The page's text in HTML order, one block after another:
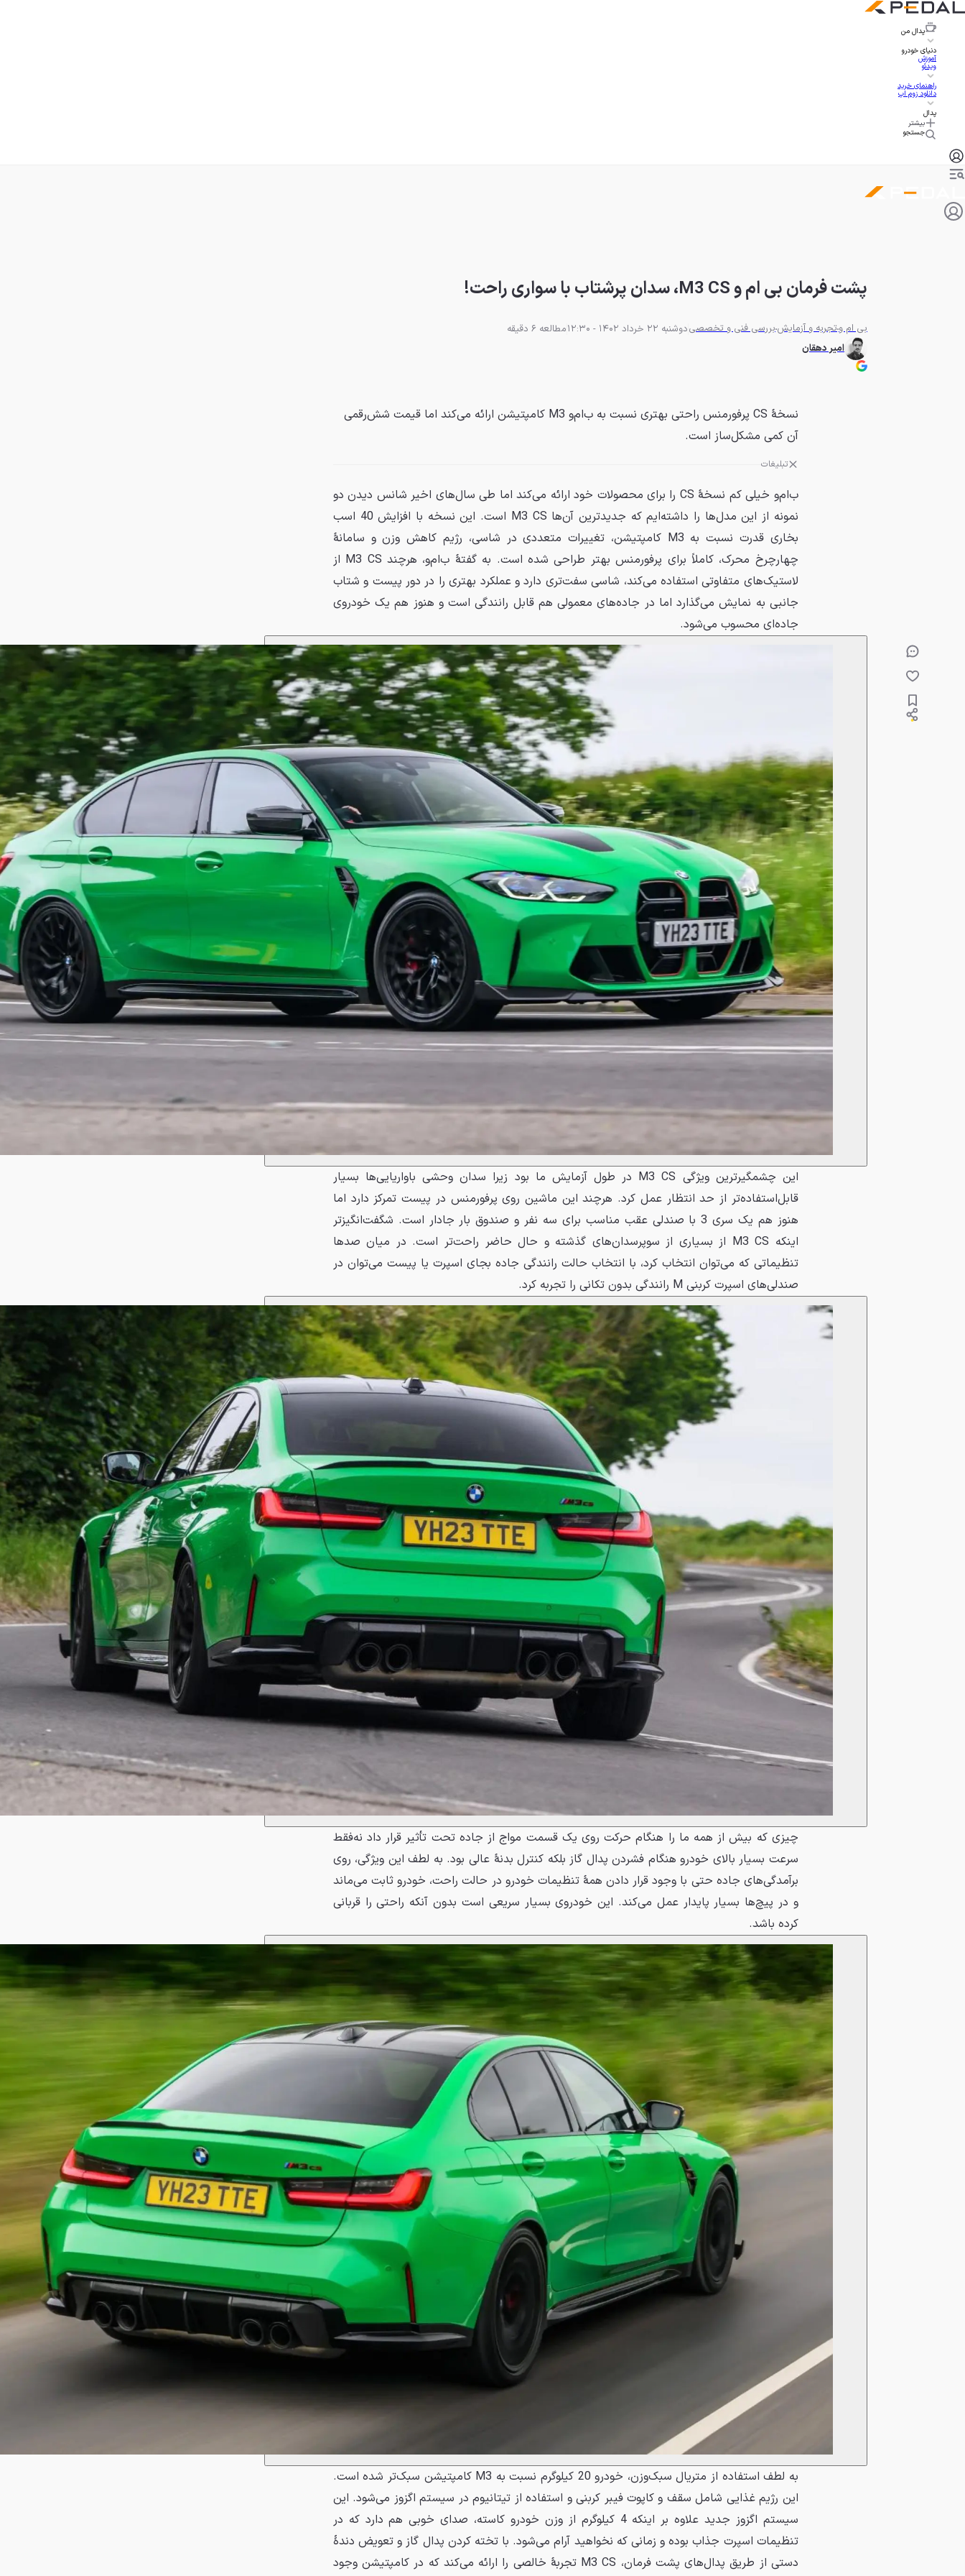
پدال من
دنیای خودرو
آموزش
ویدئو
راهنمای خرید
دانلود زوم اپ
پدال
بیشتر
جستجو
پشت فرمان بی ام و M3 CS، سدان پرشتاب با سواری راحت!
بی ام وتجربه و آزمایشبررسی فنی و تخصصیدوشنبه 22 خرداد 1402 - 12:30
مطالعه 6 دقیقه
امیر دهقان
نسخهٔ CS پرفورمنس راحتی بهتری نسبت به ب‌ام‌و M3 کامپتیشن ارائه می‌کند اما قیمت شش‌رقمی
آن کمی مشکل‌ساز است.
تبلیغات
ب‌ام‌و خیلی کم نسخهٔ CS را برای محصولات خود ارائه می‌کند اما طی سال‌های اخیر شانس دیدن دو
نمونه از این مدل‌ها را داشته‌ایم که جدیدترین آن‌ها M3 CS است. این نسخه با افزایش 40 اسب
بخاری قدرت نسبت به M3 کامپتیشن، تغییرات متعددی در شاسی، رژیم کاهش وزن و سامانهٔ
چهارچرخ محرک، کاملاً برای پرفورمنس بهتر طراحی شده است. به گفتهٔ ب‌ام‌و، هرچند M3 CS از
لاستیک‌های متفاوتی استفاده می‌کند، شاسی سفت‌تری دارد و عملکرد بهتری را در دور پیست و شتاب
جانبی به نمایش می‌گذارد اما در جاده‌های معمولی هم قابل رانندگی است و هنوز هم یک خودروی
جاده‌ای محسوب می‌شود.
این چشمگیرترین ویژگی M3 CS در طول آزمایش ما بود زیرا سدان وحشی باواریایی‌ها بسیار
قابل‌استفاده‌تر از حد انتظار عمل کرد. هرچند این ماشین روی پرفورمنس در پیست تمرکز دارد اما
هنوز هم یک سری 3 با صندلی عقب مناسب برای سه نفر و صندوق بار جادار است. شگفت‌انگیزتر
اینکه M3 CS از بسیاری از سوپرسدان‌های گذشته و حال حاضر راحت‌تر است. در میان صدها
تنظیماتی که می‌توان انتخاب کرد، با انتخاب حالت رانندگی جاده بجای اسپرت یا پیست می‌توان در
صندلی‌های اسپرت کربنی M رانندگی بدون تکانی را تجربه کرد.
چیزی که بیش از همه ما را هنگام حرکت روی یک قسمت مواج از جاده تحت تأثیر قرار داد نه‌فقط
سرعت بسیار بالای خودرو هنگام فشردن پدال گاز بلکه کنترل بدنهٔ عالی بود. به لطف این ویژگی، روی
برآمدگی‌های جاده حتی با وجود قرار دادن همهٔ تنظیمات خودرو در حالت راحت، خودرو ثابت می‌ماند
و در پیچ‌ها بسیار پایدار عمل می‌کند. این خودروی بسیار سریعی است بدون آنکه راحتی را قربانی
کرده باشد.
به لطف استفاده از متریال سبک‌وزن، خودرو 20 کیلوگرم نسبت به M3 کامپتیشن سبک‌تر شده است.
این رژیم غذایی شامل سقف و کاپوت فیبر کربنی و استفاده از تیتانیوم در سیستم اگزوز می‌شود. این
سیستم اگزوز جدید علاوه بر اینکه 4 کیلوگرم از وزن خودرو کاسته، صدای خوبی هم دارد که در
تنظیمات اسپرت جذاب بوده و زمانی که نخواهید آرام می‌شود. با تخته کردن پدال گاز و تعویض دندهٔ
دستی از طریق پدال‌های پشت فرمان، M3 CS تجربهٔ خالصی را ارائه می‌کند که در کامپتیشن وجود